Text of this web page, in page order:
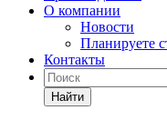
О компании
Новости
Планируете
Контакты
Найти